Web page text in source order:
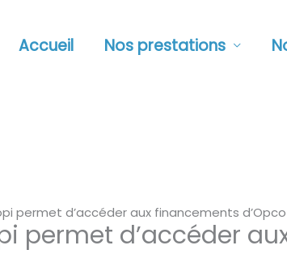
Accueil Nos prestations
permet d’accéder aux financements
permet d’accéder